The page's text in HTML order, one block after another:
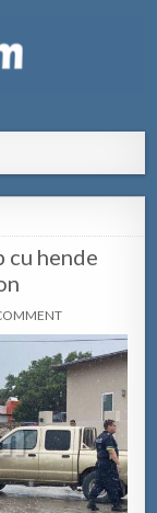
cu hende